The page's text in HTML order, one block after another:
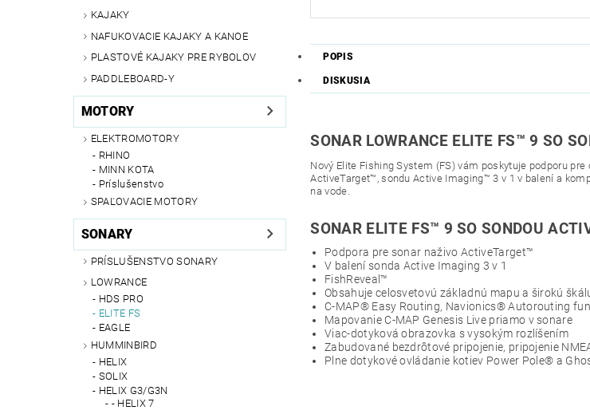
KAJAKY
NAFUKOVACIE KAJAKY A KANOE
PLASTOVÉ KAJAKY PRE RYBOLOV
PADDLEBOARD-Y
MOTORY
ELEKTROMOTORY
RHINO
MINN KOTA
Príslušenstvo
SPAĽOVACIE MOTORY
SONARY
PRÍSLUŠENSTVO SONARY
LOWRANCE
HDS PRO
ELITE FS
EAGLE
HUMMINBIRD
HELIX
SOLIX
HELIX G3/G3N
- HELIX 7
POPIS
DISKUSIA
SONAR LOWRANCE ELITE FS™ 9 SO
Nový Elite Fishing System (FS) vám poskytuje podporu
ActiveTarget™, sondu Active Imaging™ 3 v 1 v balení a
na vode.
SONAR ELITE FS™ 9 SO SONDOU
Podpora pre sonar naživo ActiveTarget™
V balení sonda Active Imaging 3 v 1
FishReveal™
Obsahuje celosvetovú základnú mapu a širokú
C-MAP® Easy Routing, Navionics® Autorouting
Mapovanie C-MAP Genesis Live priamo v sonare
Viac-dotyková obrazovka s vysokým rozlíšením
Zabudované bezdrôtové pripojenie, pripojenie
Plne dotykové ovládanie kotiev Power Pole® a